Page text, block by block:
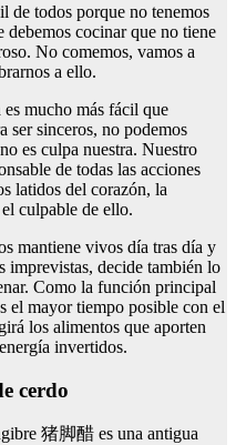
de todos porque no tenemos
debemos cocinar que no tiene
No comemos, vamos a
a ello.
mucho más fácil que
ser sinceros, no podemos
es culpa nuestra. Nuestro
de todas las acciones
latidos del corazón, la
culpable de ello.
mantiene vivos día tras día y
imprevistas, decide también lo
Como la función principal
el mayor tiempo posible con el
los alimentos que aporten
invertidos.
cerdo
猪脚醋 es una antigua